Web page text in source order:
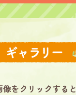
像をクリックすると